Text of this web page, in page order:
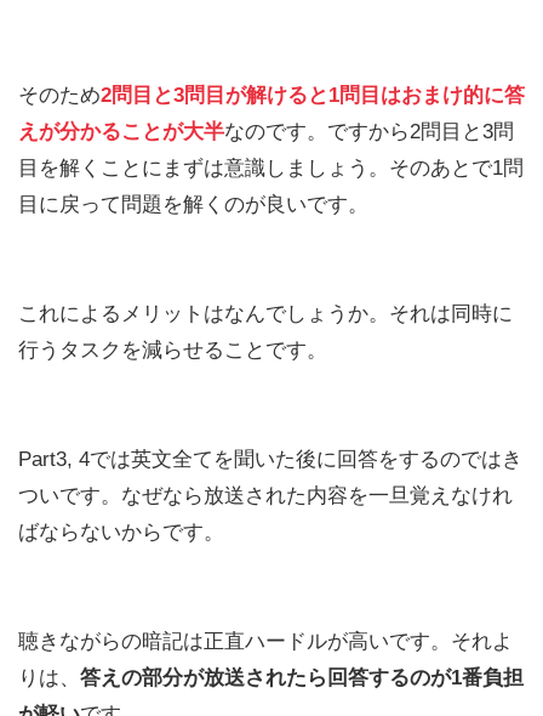
そのため2問目と3問目が解けると1問目はおまけ的に答
えが分かることが大半なのです。ですから2問目と3問
目を解くことにまずは意識しましょう。そのあとで1問
目に戻って問題を解くのが良いです。
これによるメリットはなんでしょうか。それは同時に
行うタスクを減らせることです。
Part3, 4では英文全てを聞いた後に回答をするのではき
ついです。なぜなら放送された内容を一旦覚えなけれ
ばならないからです。
聴きながらの暗記は正直ハードルが高いです。それよ
りは、 答えの部分が放送されたら回答するのが1番負担